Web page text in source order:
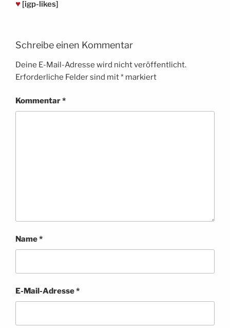
♥ [igp-likes]
Schreibe einen Kommentar
Deine E-Mail-Adresse wird nicht veröffentlicht.
Erforderliche Felder sind mit* markiert
Kommentar*
Name*
E-Mail-Adresse*